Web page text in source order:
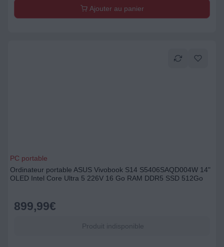
Ajouter au panier
PC portable
Ordinateur portable ASUS Vivobook S14 S5406SAQD004W 14"
OLED Intel Core Ultra 5 226V 16 Go RAM DDR5 SSD 512Go
899,99€
Produit indisponible